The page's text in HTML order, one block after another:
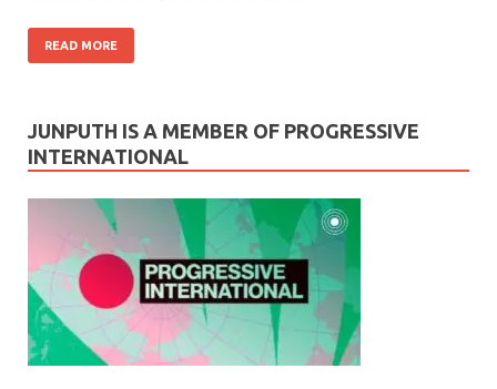
READ MORE
JUNPUTH IS A MEMBER OF PROGRESSIVE
INTERNATIONAL